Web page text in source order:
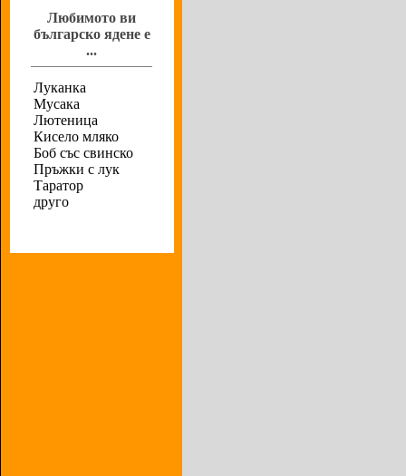
Любимото ви
българско ядене е
...
Луканка
Мусака
Лютеница
Кисело мляко
Боб със свинско
Пръжки с лук
Таратор
друго